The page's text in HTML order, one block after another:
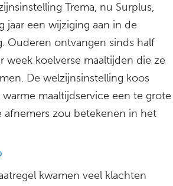
Trema, nu Surplus,
jaar een wijziging aan in de
Ouderen ontvangen sinds half
week koelverse maaltijden die ze
De welzijnsinstelling koos
maaltijdservice een te grote
afnemers zou betekenen in het
kwamen veel klachten